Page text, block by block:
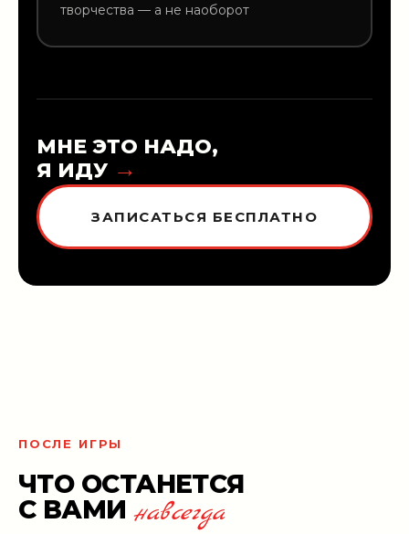
творчества — а не наоборот
МНЕ ЭТО НАДО,
Я ИДУ →
ЗАПИСАТЬСЯ БЕСПЛАТНО
ПОСЛЕ ИГРЫ
ЧТО ОСТАНЕТСЯ
С ВАМИнавсегда